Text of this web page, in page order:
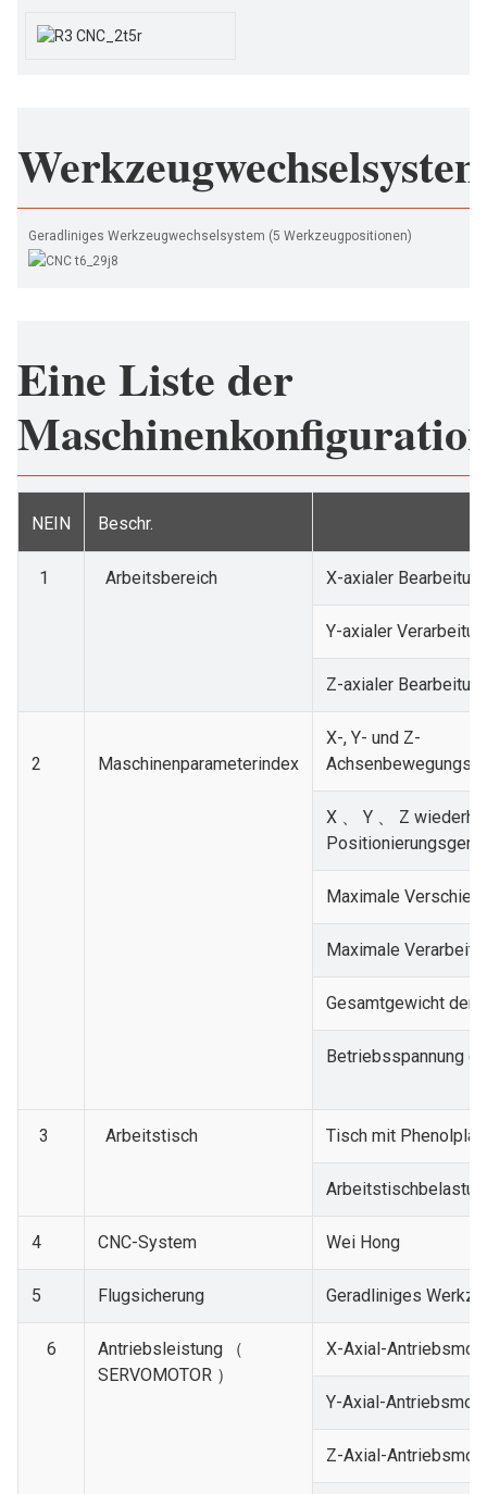
Geradliniges Werkzeugwechselsystem (5 Werkzeugpositionen)
Eine Liste der
NEIN Beschr.
1 Arbeitsbereich X-axialer
Y-axialer
Z-axialer
2 Maschinenparameterindex
X-, Y- und Z-
X 、 Y 、 Z
Maximale
Maximale
Gesamtgewicht der
Betriebsspannung
3 Arbeitstisch Tisch mit
4 CNC-System Wei Hong
5 Flugsicherung Geradliniges
6 Antriebsleistung
（
SERVOMOTOR ）
X-Axial-
Y-Axial-
Z-Axial-